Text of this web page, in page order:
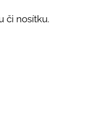
či nosítku.